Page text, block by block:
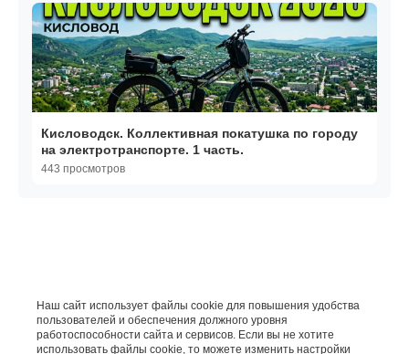
Кисловодск. Коллективная покатушка по городу
на электротранспорте. 1 часть.
443 просмотров
Наш сайт использует файлы cookie для повышения удобства
пользователей и обеспечения должного уровня
работоспособности сайта и сервисов. Если вы не хотите
использовать файлы cookie, то можете изменить настройки